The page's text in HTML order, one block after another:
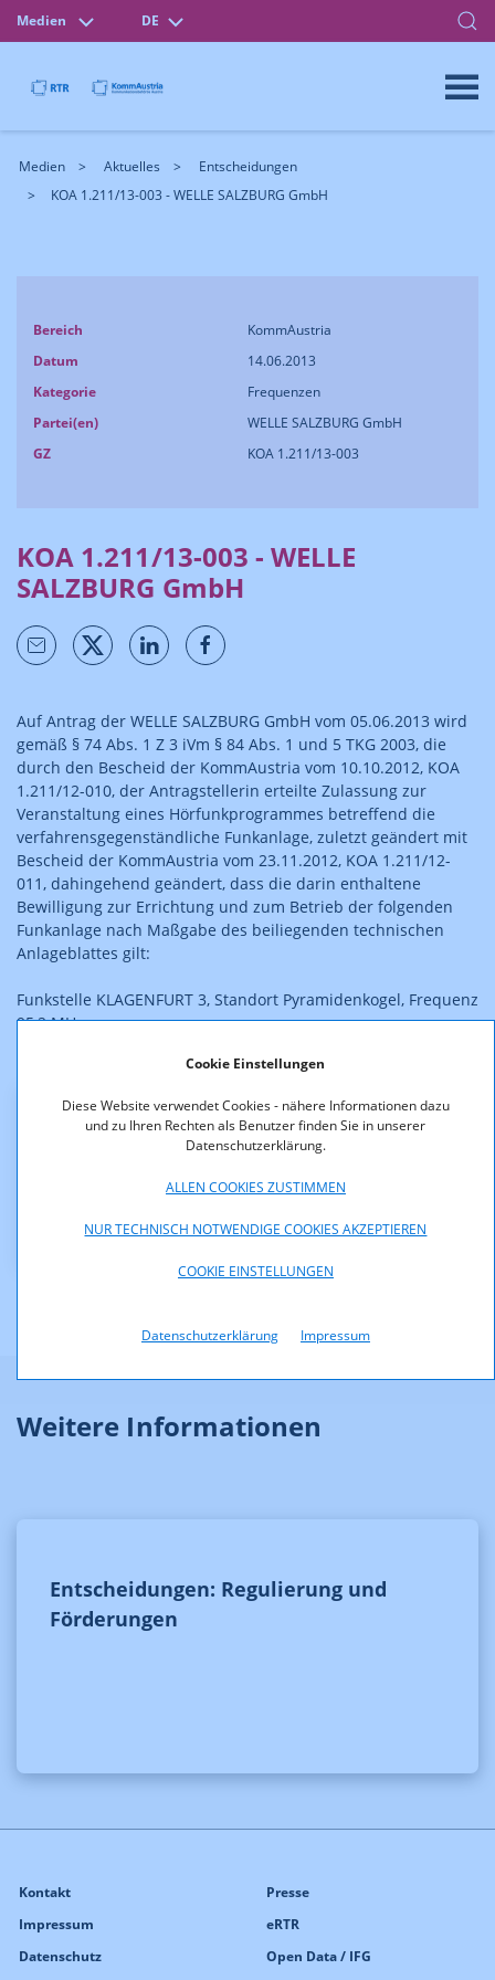
Cookie Einstellungen
Diese Website verwendet Cookies - nähere Informationen dazu
und zu Ihren Rechten als Benutzer finden Sie in unserer
Datenschutzerklärung.
ALLEN COOKIES ZUSTIMMEN
NUR TECHNISCH NOTWENDIGE COOKIES AKZEPTIEREN
COOKIE EINSTELLUNGEN
Datenschutzerklärung Impressum
Medien DE
Medien Aktuelles
Entscheidungen
KOA 1.211/13-003 - WELLE SALZBURG GmbH
Bereich
KommAustria
Datum
14.06.2013
Kategorie
Frequenzen
Partei(en)
WELLE SALZBURG GmbH
GZ
KOA 1.211/13-003
KOA 1.211/13-003 - WELLE
SALZBURG GmbH
Auf Antrag der WELLE SALZBURG GmbH vom 05.06.2013 wird
gemäß § 74 Abs. 1 Z 3 iVm § 84 Abs. 1 und 5 TKG 2003, die
durch den Bescheid der KommAustria vom 10.10.2012, KOA
1.211/12-010, der Antragstellerin erteilte Zulassung zur
Veranstaltung eines Hörfunkprogrammes betreffend die
verfahrensgegenständliche Funkanlage, zuletzt geändert mit
Bescheid der KommAustria vom 23.11.2012, KOA 1.211/12-
011, dahingehend geändert, dass die darin enthaltene
Bewilligung zur Errichtung und zum Betrieb der folgenden
Funkanlage nach Maßgabe des beiliegenden technischen
Anlageblattes gilt:
Funkstelle KLAGENFURT 3, Standort Pyramidenkogel, Frequenz
95,2 MHz
Der Bescheid ist rechtskräftig.
Downloads
29777_KOA_1.463_13_001.pdf (pdf, 335,5 KB)
Weitere Informationen
Entscheidungen: Regulierung und
Förderungen
Kontakt
Impressum
Datenschutz
Presse
eRTR
Open Data / IFG